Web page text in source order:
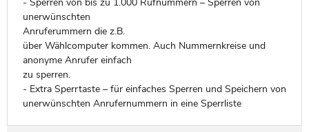
unerwünschten
Anruferummern die z.B.
über Wählcomputer kommen. Auch Nummernkreise und
anonyme Anrufer einfach
zu sperren.
- Extra Sperrtaste – für einfaches Sperren und Speichern von
unerwünschten Anrufernummern in eine Sperrliste